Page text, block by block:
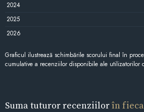
2024
2025
2026
Graficul ilustrează schimbările scorului final în
cumulative a recenziilor disponibile ale utilizatorilor
Suma tuturor recenziilorîn